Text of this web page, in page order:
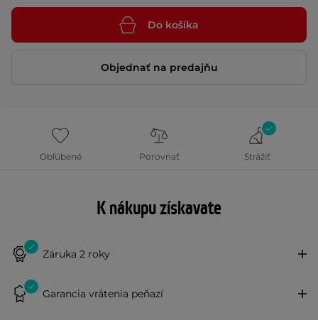
Do košíka
Objednať na predajňu
Obľúbené Porovnať Strážiť
K nákupu získavate
Záruka 2 roky
Garancia vrátenia peňazí